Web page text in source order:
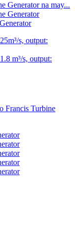
Generator na may...